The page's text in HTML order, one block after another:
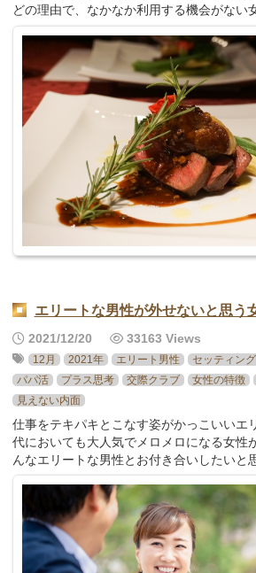
どの理由で、なかなか利用する機会がない
エリートな男性が外せないと思う
2021/12/20 33163 Views
12月 2021年 エリート男性 セッティング
パパ活
プラス思考 交際クラブ 女性の特徴
見えない内面
仕事をテキパキとこなす姿がかっこいいエ
代においても大人気でメロメロになる女性
んなエリートな男性とお付き合いしたいと